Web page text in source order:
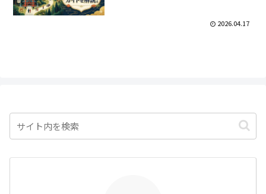
2026.04.17